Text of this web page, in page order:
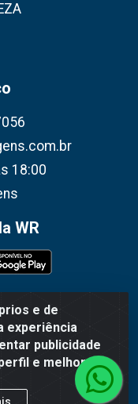
e de
experiência
publicidade
e melhorar a
18:00
WR
de Araújo,
36202-628 -
55